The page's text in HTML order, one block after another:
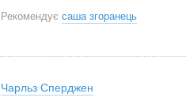
Рекомендує саша згоранець
Чарльз Сперджен